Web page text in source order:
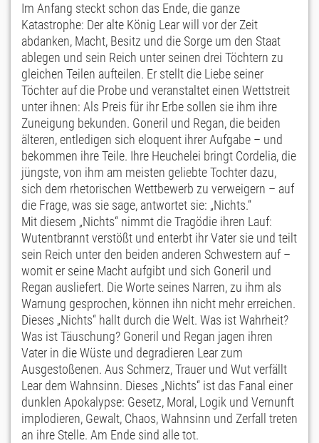
Im Anfang steckt schon das Ende, die ganze
Katastrophe: Der alte König Lear will vor der Zeit
abdanken, Macht, Besitz und die Sorge um den Staat
ablegen und sein Reich unter seinen drei Töchtern zu
gleichen Teilen aufteilen. Er stellt die Liebe seiner
Töchter auf die Probe und veranstaltet einen Wettstreit
unter ihnen: Als Preis für ihr Erbe sollen sie ihm ihre
Zuneigung bekunden. Goneril und Regan, die beiden
älteren, entledigen sich eloquent ihrer Aufgabe – und
bekommen ihre Teile. Ihre Heuchelei bringt Cordelia, die
jüngste, von ihm am meisten geliebte Tochter dazu,
sich dem rhetorischen Wettbewerb zu verweigern – auf
die Frage, was sie sage, antwortet sie: „Nichts.“
Mit diesem „Nichts“ nimmt die Tragödie ihren Lauf:
Wutentbrannt verstößt und enterbt ihr Vater sie und teilt
sein Reich unter den beiden anderen Schwestern auf –
womit er seine Macht aufgibt und sich Goneril und
Regan ausliefert. Die Worte seines Narren, zu ihm als
Warnung gesprochen, können ihn nicht mehr erreichen.
Dieses „Nichts“ hallt durch die Welt. Was ist Wahrheit?
Was ist Täuschung? Goneril und Regan jagen ihren
Vater in die Wüste und degradieren Lear zum
Ausgestoßenen. Aus Schmerz, Trauer und Wut verfällt
Lear dem Wahnsinn. Dieses „Nichts“ ist das Fanal einer
dunklen Apokalypse: Gesetz, Moral, Logik und Vernunft
implodieren, Gewalt, Chaos, Wahnsinn und Zerfall treten
an ihre Stelle. Am Ende sind alle tot.